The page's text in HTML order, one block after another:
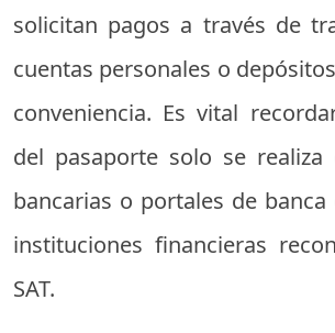
solicitan pagos a través de
cuentas personales o
conveniencia. Es vital
del pasaporte solo se realiza
bancarias o portales de
instituciones financieras
SAT.